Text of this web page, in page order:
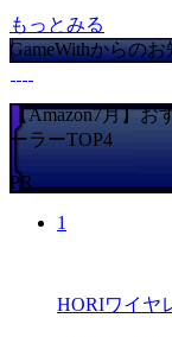
もっとみる
GameWithからの
【Amazon7月】
ーラーTOP4
PR
1
HORIワイヤ